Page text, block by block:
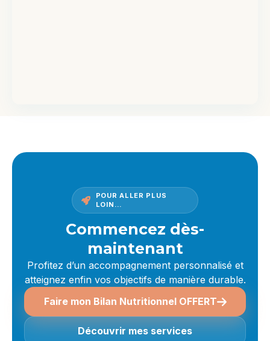
POUR ALLER PLUS
LOIN…
Commencez dès-
maintenant
Profitez d’un accompagnement personnalisé et
atteignez enfin vos objectifs de manière durable.
Faire mon Bilan Nutritionnel OFFERT
Découvrir mes services